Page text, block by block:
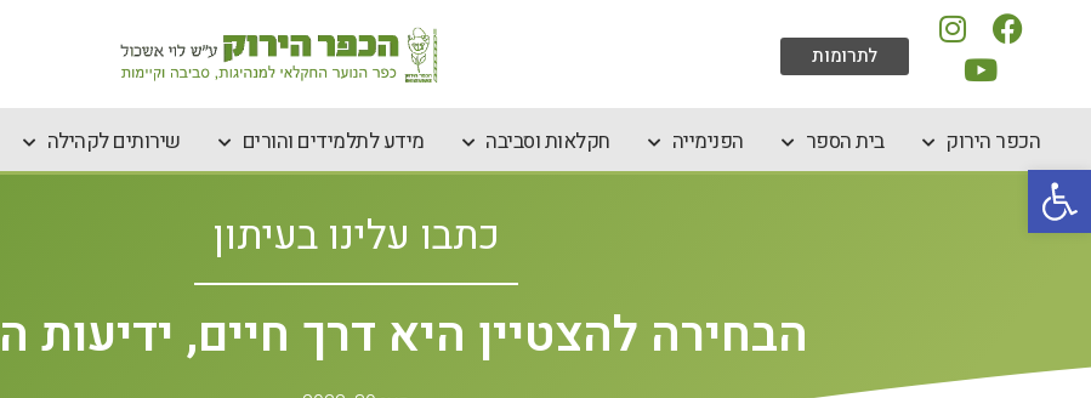
פתח סרגל נגישות
לתרומות
הכפר הירוק בית הספר הפנימייה חקלאות וסביבה מידע לתלמידים והורים שירותים לקהילה
כתבו עלינו בעיתון
הבחירה להצטיין היא דרך חיים, ידיעות